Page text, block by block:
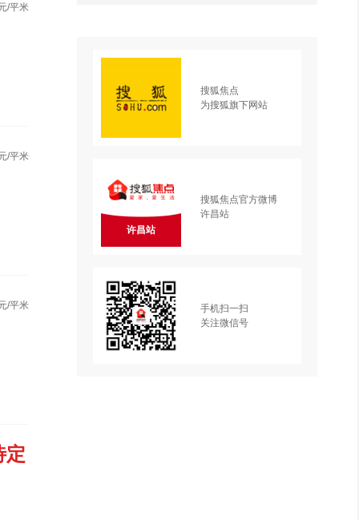
/平米
/平米
/平米
定
搜狐焦点
为搜狐旗下网站
许昌站
搜狐焦点官方微博
许昌站
手机扫一扫
关注微信号